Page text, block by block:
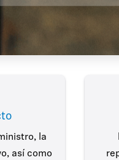
la
así como